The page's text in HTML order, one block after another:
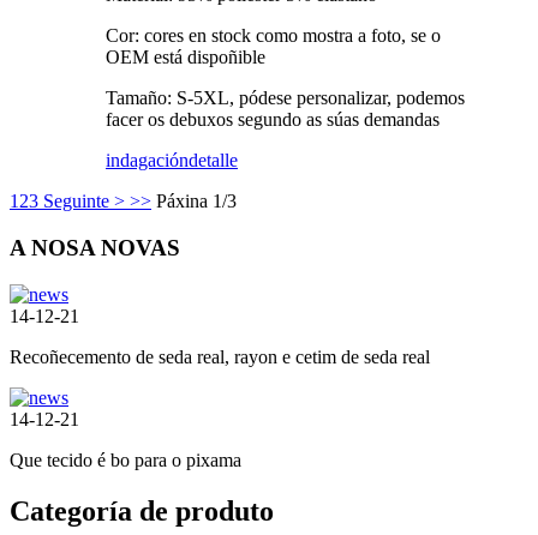
Cor: cores en stock como mostra a foto, se o
OEM está dispoñible
Tamaño: S-5XL, pódese personalizar, podemos
facer os debuxos segundo as súas demandas
indagacióndetalle
1 23 Seguinte > >> Páxina 1/3
A NOSA NOVAS
14-12-21
Recoñecemento de seda real, rayon e cetim de seda real
14-12-21
Que tecido é bo para o pixama
Categoría de produto